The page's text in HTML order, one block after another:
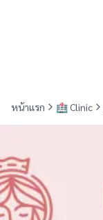
หน้าแรก 🏥Clinic